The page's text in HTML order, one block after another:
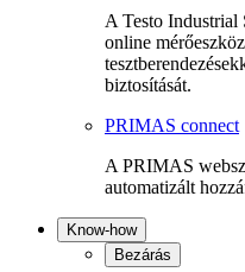
A Testo Industrial
online
biztosítását.
PRIMAS connect
A PRIMAS
automatizált
Know-how
Bezárás